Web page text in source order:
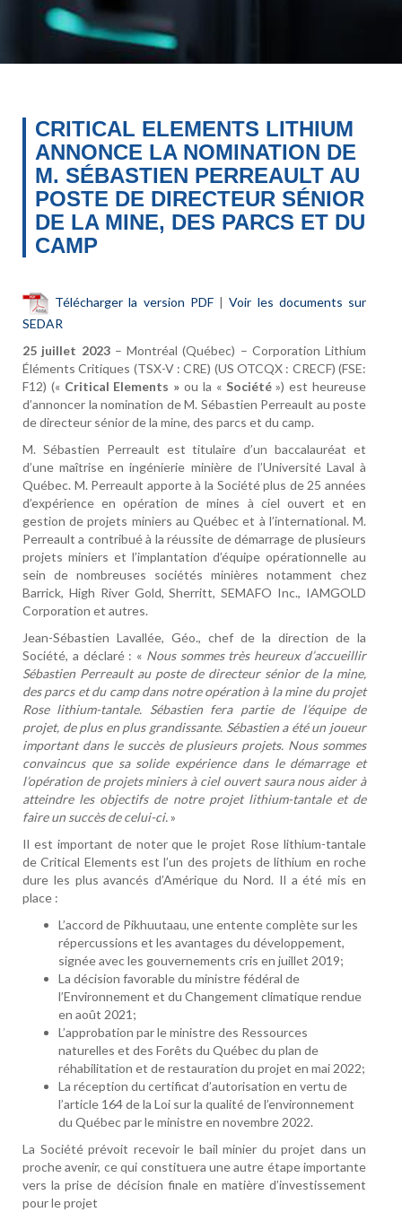
CRITICAL ELEMENTS LITHIUM
ANNONCE LA NOMINATION DE
M. SÉBASTIEN PERREAULT AU
POSTE DE DIRECTEUR SÉNIOR
DE LA MINE, DES PARCS ET DU
CAMP
Télécharger la version PDF|Voir les documents sur
SEDAR
25 juillet 2023– Montréal (Québec) – Corporation Lithium
Éléments Critiques (TSX-V : CRE) (US OTCQX : CRECF) (FSE:
F12) (« Critical Elements » ou la « Société») est heureuse
d’annoncer la nomination de M. Sébastien Perreault au poste
de directeur sénior de la mine, des parcs et du camp.
M. Sébastien Perreault est titulaire d’un baccalauréat et
d’une maîtrise en ingénierie minière de l’Université Laval à
Québec. M. Perreault apporte à la Société plus de 25 années
d’expérience en opération de mines à ciel ouvert et en
gestion de projets miniers au Québec et à l’international. M.
Perreault a contribué à la réussite de démarrage de plusieurs
projets miniers et l’implantation d’équipe opérationnelle au
sein de nombreuses sociétés minières notamment chez
Barrick, High River Gold, Sherritt, SEMAFO Inc., IAMGOLD
Corporation et autres.
Jean-Sébastien Lavallée, Géo., chef de la direction de la
Société, a déclaré : « Nous sommes très heureux d’accueillir
Sébastien Perreault au poste de directeur sénior de la mine,
des parcs et du camp dans notre opération à la mine du projet
Rose lithium-tantale. Sébastien fera partie de l’équipe de
projet, de plus en plus grandissante. Sébastien a été un joueur
important dans le succès de plusieurs projets. Nous sommes
convaincus que sa solide expérience dans le démarrage et
l’opération de projets miniers à ciel ouvert saura nous aider à
atteindre les objectifs de notre projet lithium-tantale et de
faire un succès de celui-ci.»
Il est important de noter que le projet Rose lithium-tantale
de Critical Elements est l’un des projets de lithium en roche
dure les plus avancés d’Amérique du Nord. Il a été mis en
place :
L’accord de Pikhuutaau, une entente complète sur les
répercussions et les avantages du développement,
signée avec les gouvernements cris en juillet 2019;
La décision favorable du ministre fédéral de
l’Environnement et du Changement climatique rendue
en août 2021;
L’approbation par le ministre des Ressources
naturelles et des Forêts du Québec du plan de
réhabilitation et de restauration du projet en mai 2022;
La réception du certificat d’autorisation en vertu de
l’article 164 de la Loi sur la qualité de l’environnement
du Québec par le ministre en novembre 2022.
La Société prévoit recevoir le bail minier du projet dans un
proche avenir, ce qui constituera une autre étape importante
vers la prise de décision finale en matière d’investissement
pour le projet